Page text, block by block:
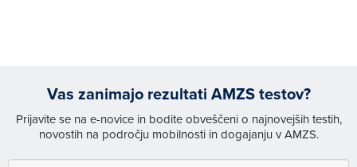
Vas zanimajo rezultati AMZS testov?
Prijavite se na e-novice in bodite obveščeni o najnovejših testih,
novostih na področju mobilnosti in dogajanju v AMZS.